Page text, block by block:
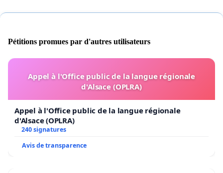
Pétitions promues par d'autres utilisateurs
Appel à l'Office public de la langue régionale
d'Alsace (OPLRA)
Appel à l'Office public de la langue régionale
d'Alsace (OPLRA)
240 signatures
Avis de transparence